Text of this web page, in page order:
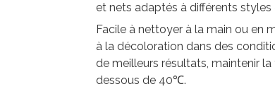
et nets adaptés à différents styles
Facile à nettoyer à la main ou en
à la décoloration dans des
de meilleurs résultats, maintenir
dessous de 40℃.